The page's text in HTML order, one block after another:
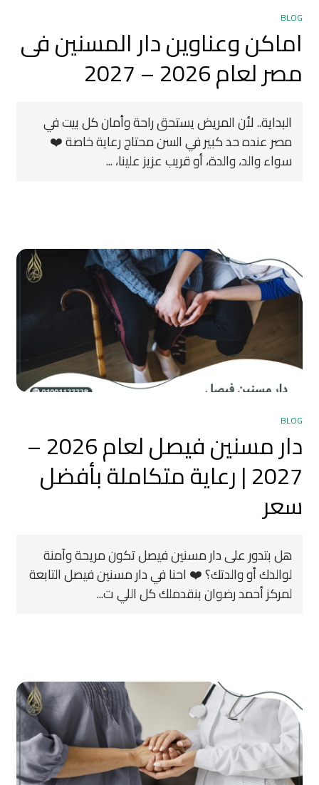
BLOG
اماكن وعناوين دار المسنين فى
مصر لعام 2026 – 2027
البداية.. لأن المريض يستحق راحة وأمان كل بيت في
مصر عنده حد كبير في السن محتاج رعاية خاصة ❤️
سواء والد، والدة، أو قريب عزيز علينا، ...
BLOG
دار مسنين فيصل لعام 2026 –
2027 | رعاية متكاملة بأفضل
سعر
هل بتدور على دار مسنين فيصل تكون مريحة وآمنة
لوالدك أو والدتك؟ ❤️ احنا في دار مسنين فيصل التابعة
لمركز أحمد رضوان بنقدملك كل اللي ت...